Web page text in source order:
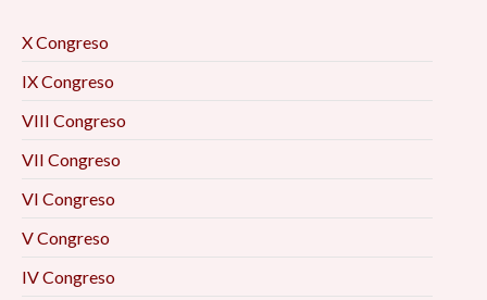
X Congreso
IX Congreso
VIII Congreso
VII Congreso
VI Congreso
V Congreso
IV Congreso